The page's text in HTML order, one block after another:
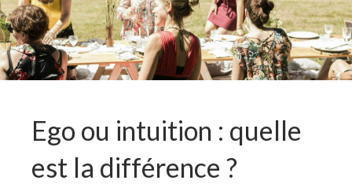
Ego ou intuition : quelle
est la différence ?